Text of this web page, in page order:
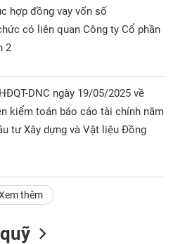
hợp đồng vay vốn số
có liên quan Công ty Cổ phần
2
DNC ngày 19/05/2025 về
kiểm toán báo cáo tài chính năm
tư Xây dựng và Vật liệu Đồng
thêm